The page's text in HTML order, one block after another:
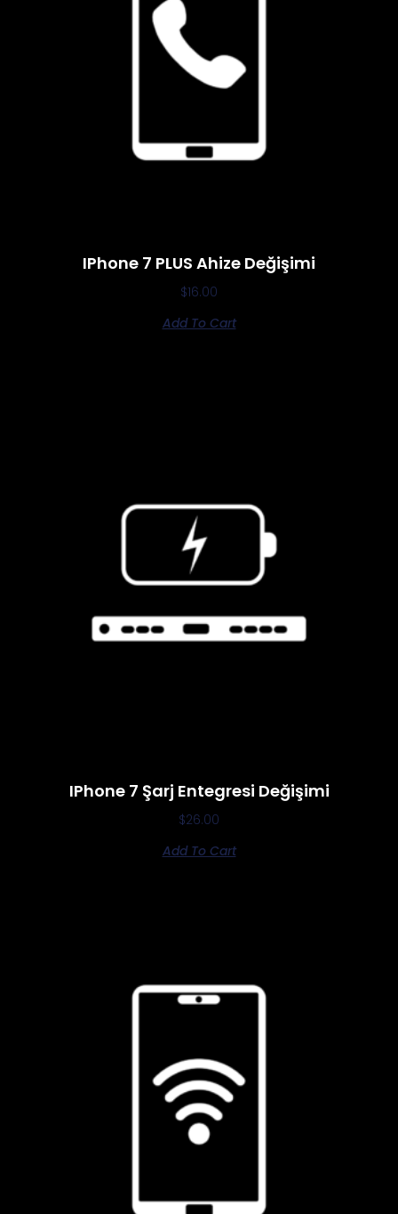
IPhone 7 PLUS Ahize Değişimi
$16.00
Add To Cart
IPhone 7 Şarj Entegresi Değişimi
$26.00
Add To Cart